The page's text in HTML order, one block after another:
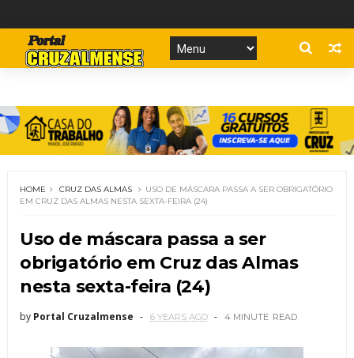
HOME CRUZ DAS ALMAS
USO DE MÁSCARA PASSA A SER OBRIGATÓRIO
EM CRUZ DAS ALMAS NESTA SEXTA-FEIRA (24)
Uso de máscara passa a ser
obrigatório em Cruz das Almas
nesta sexta-feira (24)
by Portal Cruzalmense 6 YEARS AGO 4 MINUTE READ